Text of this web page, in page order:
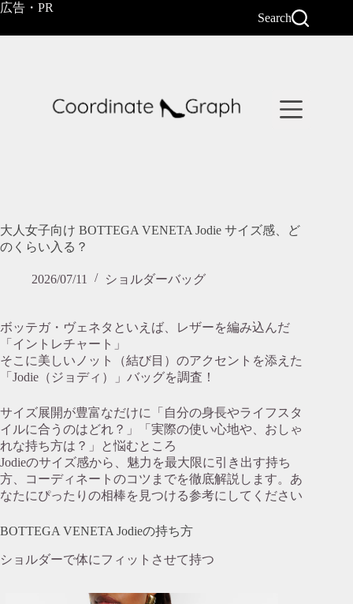
コ
テ
広告・PR
Search
大人女子向け BOTTEGA VENETA Jodie サイズ感、ど
のくらい入る？
2026/07/11 ショルダーバッグ
ボッテガ・ヴェネタといえば、レザーを編み込んだ
「イントレチャート」
そこに美しいノット（結び目）のアクセントを添えた
「Jodie（ジョディ）」バッグを調査！
サイズ展開が豊富なだけに「自分の身長やライフスタ
イルに合うのはどれ？」「実際の使い心地や、おしゃ
れな持ち方は？」と悩むところ
Jodieのサイズ感から、魅力を最大限に引き出す持ち
方、コーディネートのコツまでを徹底解説します。あ
なたにぴったりの相棒を見つける参考にしてください
BOTTEGA VENETA Jodieの持ち方
ショルダーで体にフィットさせて持つ